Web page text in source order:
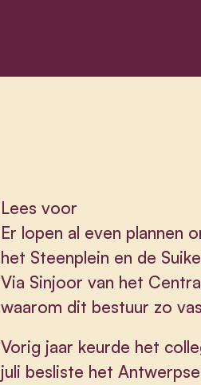
Lees voor
Er lopen al even plannen
het Steenplein en de
Via Sinjoor van het
waarom dit bestuur zo
Vorig jaar keurde het
juli besliste het